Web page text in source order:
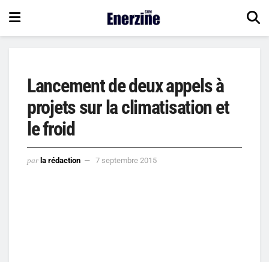
Lancement de deux appels à
projets sur la climatisation et
le froid
par la rédaction 7 septembre 2015